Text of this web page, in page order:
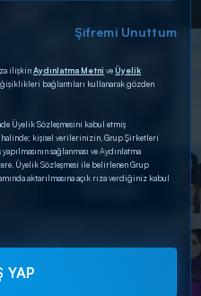
Şifremi Unuttum
ilişkinAydınlatma Metni veÜyelik
bağlantıları kullanarak gözden
Üyelik Sözleşmesini kabul etmiş
halinde; kişisel verilerinizin, Grup Şirketleri
sağlanması ve Aydınlatma
Üyelik Sözleşmesi ile belirlenen Grup
aktarılmasına açık rıza verdiğiniz kabul
YAP